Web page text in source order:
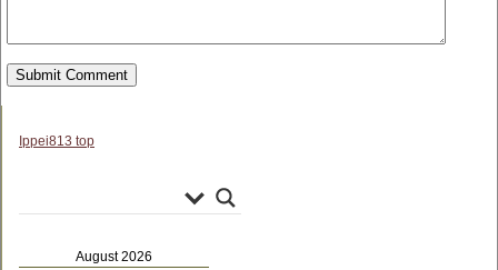
Ippei813 top
August 2026